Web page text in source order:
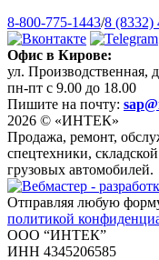
8-800-775-1443/8 (8332)
Офис в Кирове:
ул. Производственная,
пн-пт с 9.00 до 18.00
Пишите на почту:
2026 © «ИНТЕК»
Продажа, ремонт,
спецтехники,
грузовых автомобилей.
Отправляя любую
политикой
ООО “ИНТЕК”
ИНН 4345206585